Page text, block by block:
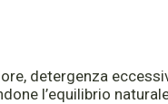
detergenza
l’equilibrio